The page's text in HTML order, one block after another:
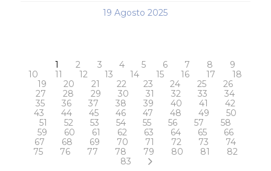
19 Agosto 2025
1 2 3 4 5 6 7 8
9
10
11 12 13 14 15 16 17
18
19
20 21 22 23 24 25
26
27
28 29 30 31 32 33
34
35
36 37 38 39 40 41
42
43
44 45 46 47 48 49
50
51
52 53 54 55 56 57
58
59
60 61 62 63 64 65
66
67
68 69 70 71 72 73
74
75
76 77 78 79 80 81
82
83